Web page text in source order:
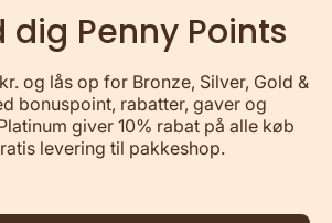
dig Penny Points
og lås op for Bronze, Silver, Gold &
bonuspoint, rabatter, gaver og
giver 10% rabat på alle køb
levering til pakkeshop.